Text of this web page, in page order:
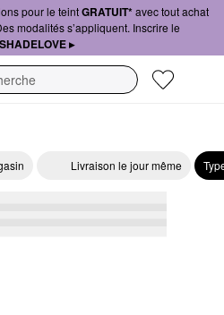
pour le teintGRATUIT*avec tout achat
modalités s’appliquent. Inscrire le
SHADELOVE ▸
Livraison le jour même